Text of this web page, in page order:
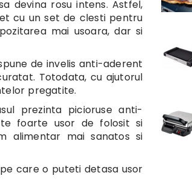
devina rosu intens. Astfel,
cu un set de clesti pentru
mai usoara, dar si
de invelis anti-aderent
Totodata, cu ajutorul
pregatite.
prezinta picioruse anti-
foarte usor de folosit si
alimentar mai sanatos si
care o puteti detasa usor